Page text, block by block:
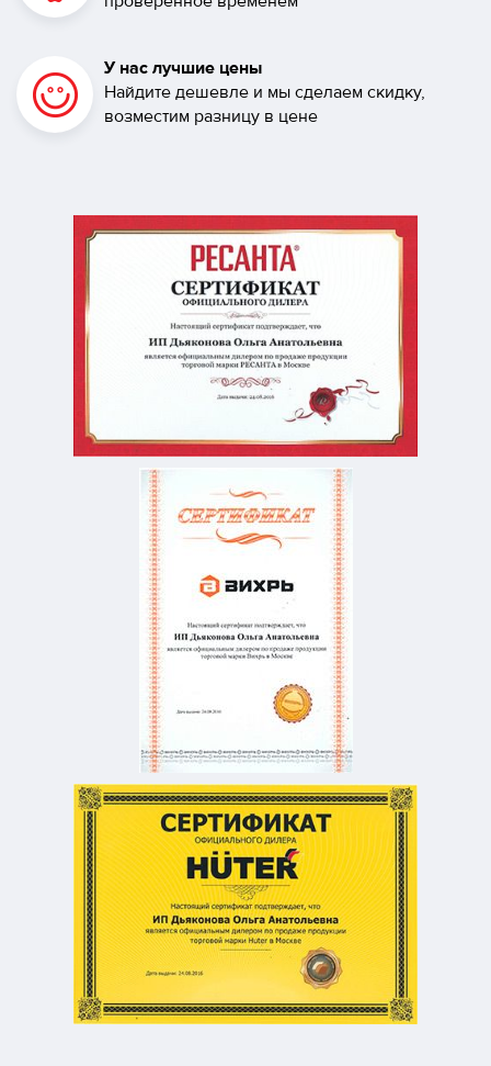
У нас лучшие цены
Найдите дешевле и мы сделаем скидку,
возместим разницу в цене